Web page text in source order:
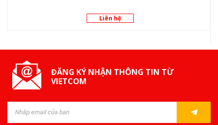
Liên hệ
ĐĂNG KÝ NHẬN THÔNG TIN TỪ
VIETCOM